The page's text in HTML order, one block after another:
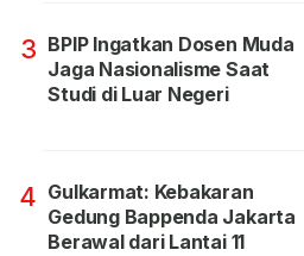
3 BPIP Ingatkan Dosen Muda
Jaga Nasionalisme Saat
Studi di Luar Negeri
4 Gulkarmat: Kebakaran
Gedung Bappenda Jakarta
Berawal dari Lantai 11